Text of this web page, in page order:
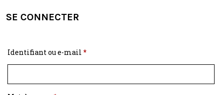
SE CONNECTER
Identifiant ou e-mail *Obligatoire